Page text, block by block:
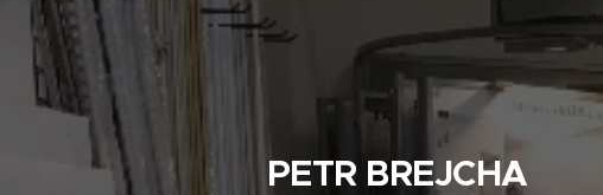
PETR BREJCHA